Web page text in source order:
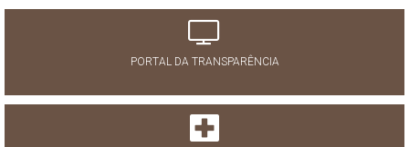
PORTAL DA TRANSPARÊNCIA